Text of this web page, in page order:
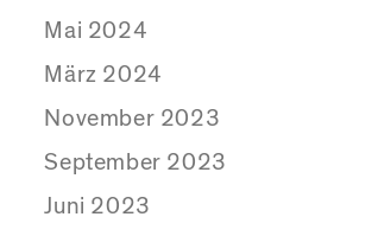
Mai 2024
März 2024
November 2023
September 2023
Juni 2023